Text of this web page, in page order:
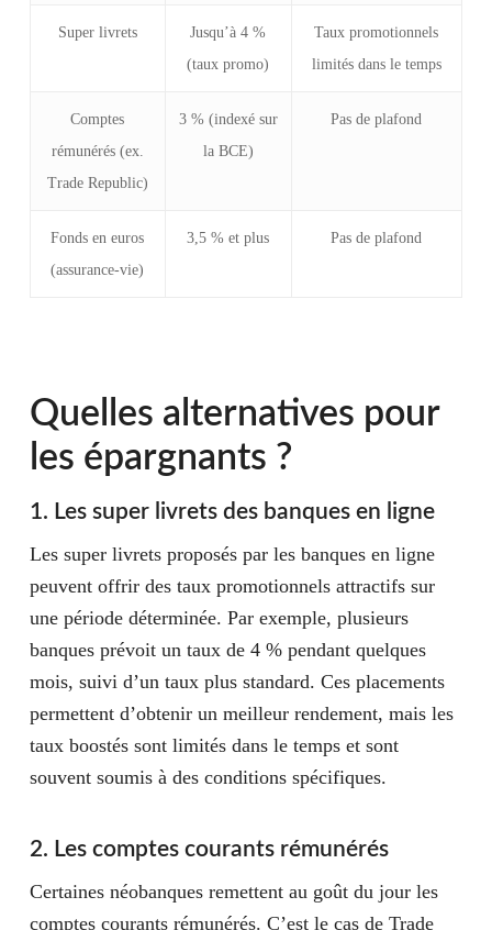
Super livrets
Jusqu’à 4 %
(taux promo)
Taux promotionnels
limités dans le temps
Comptes
rémunérés (ex.
Trade Republic)
3 % (indexé sur
la BCE)
Pas de plafond
Fonds en euros
(assurance-vie)
3,5 % et plus Pas de plafond
Quelles alternatives pour
les épargnants ?
1. Les super livrets des banques en ligne
Les super livrets proposés par les banques en ligne
peuvent offrir des taux promotionnels attractifs sur
une période déterminée. Par exemple, plusieurs
banques prévoit un taux de 4% pendant quelques
mois, suivi d’un taux plus standard. Ces placements
permettent d’obtenir un meilleur rendement, mais les
taux boostés sont limités dans le temps et sont
souvent soumis à des conditions spécifiques.
2. Les comptes courants rémunérés
Certaines néobanques remettent au goût du jour les
comptes courants rémunérés. C’est le cas de Trade